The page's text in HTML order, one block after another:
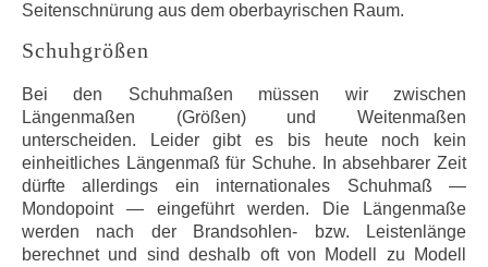
Seitenschnürung aus dem oberbayrischen Raum.
Schuhgrößen
Bei den Schuhmaßen müssen wir zwischen
Längenmaßen (Größen) und Weitenmaßen
unterscheiden. Leider gibt es bis heute noch kein
einheitliches Längenmaß für Schuhe. In absehbarer Zeit
dürfte allerdings ein internationales Schuhmaß —
Mondopoint — eingeführt werden. Die Längenmaße
werden nach der Brandsohlen- bzw. Leistenlänge
berechnet und sind deshalb oft von Modell zu Modell